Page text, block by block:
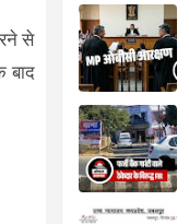
से
बाद